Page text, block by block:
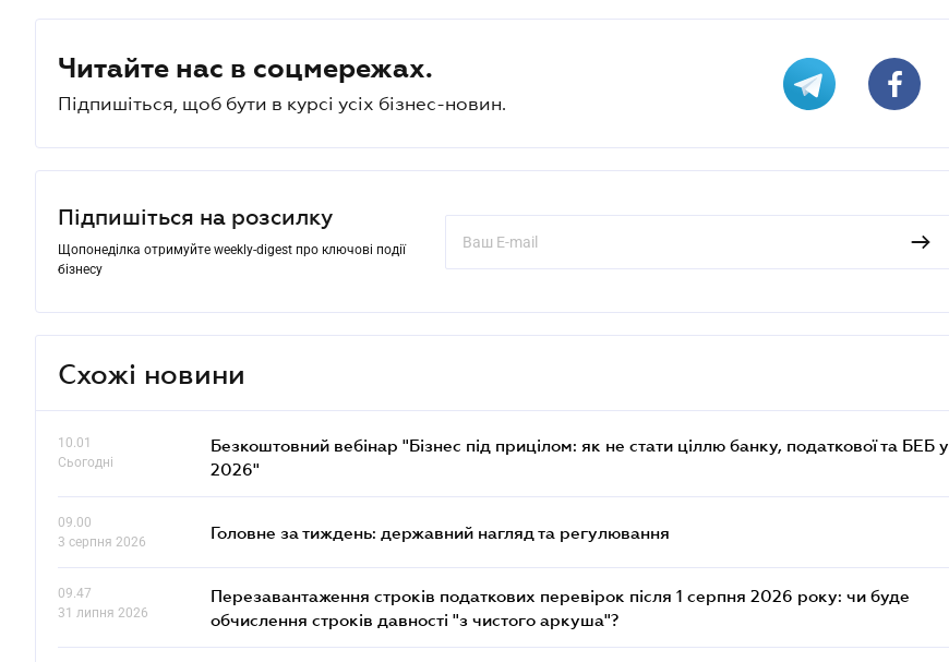
Читайте нас в соцмережах.
Підпишіться, щоб бути в курсі усіх бізнес-новин.
Підпишіться на розсилку
Щопонеділка отримуйте weekly-digest про ключові події
бізнесу
Схожі новини
10.01
Сьогодні
Безкоштовний вебінар "Бізнес під прицілом: як не стати ціллю банку, податкової та БЕБ у
2026"
09.00
3 серпня 2026
Головне за тиждень: державний нагляд та регулювання
09.47
31 липня 2026
Перезавантаження строків податкових перевірок після 1 серпня 2026 року: чи буде
обчислення строків давності "з чистого аркуша"?